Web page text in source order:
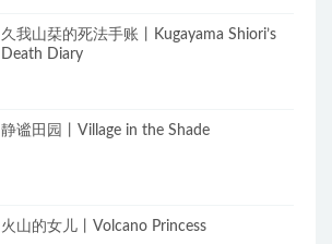
久我山栞的死法手账丨Kugayama Shiori’s
Death Diary
静谧田园丨Village in the Shade
火山的女儿丨Volcano Princess